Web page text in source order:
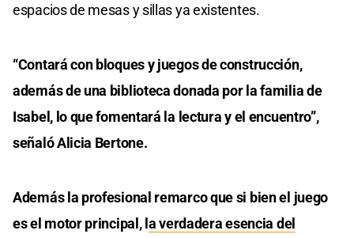
espacios de mesas y sillas ya existentes.
“Contará con bloques y juegos de construcción,
además de una biblioteca donada por la familia de
Isabel, lo que fomentará la lectura y el encuentro”,
señaló Alicia Bertone.
Además la profesional remarco que si bien el juego
es el motor principal, la verdadera esencia del